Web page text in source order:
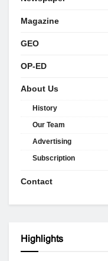
Magazine
GEO
OP-ED
About Us
History
Our Team
Advertising
Subscription
Contact
Highlights